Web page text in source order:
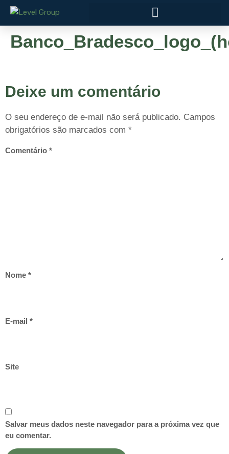
Deixe um comentário
O seu endereço de e-mail não será publicado. Campos
obrigatórios são marcados com *
Comentário *
Nome *
E-mail *
Site
Salvar meus dados neste navegador para a próxima vez que
eu comentar.